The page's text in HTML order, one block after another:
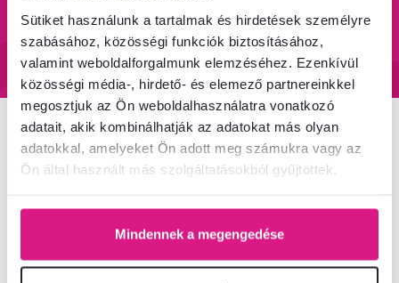
Sütiket használunk a tartalmak és hirdetések személyre
szabásához, közösségi funkciók biztosításához,
valamint weboldalforgalmunk elemzéséhez. Ezenkívül
közösségi média-, hirdető- és elemező partnereinkkel
megosztjuk az Ön weboldalhasználatra vonatkozó
adatait, akik kombinálhatják az adatokat más olyan
adatokkal, amelyeket Ön adott meg számukra vagy az
Ön által használt más szolgáltatásokból gyűjtöttek.
Mindennek a megengedése
Tudjon meg többet
napon belül
Tudjon meg többet
Hírlevél
Ezen felül inspirációkat és kedvező ajánlatokat küldünk
Önnek otthona berendezéséhez.